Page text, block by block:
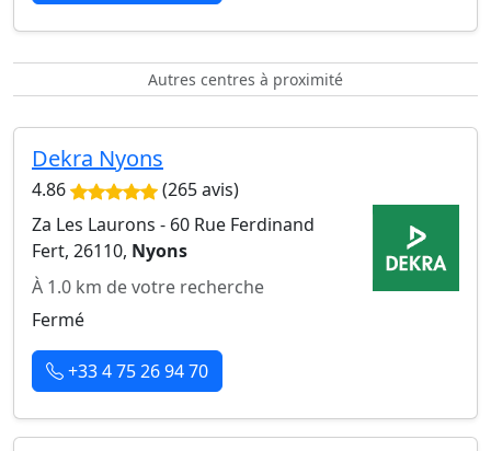
Autres centres à proximité
Dekra Nyons
4.86
(265 avis)
Za Les Laurons - 60 Rue Ferdinand
Fert, 26110, Nyons
À 1.0 km de votre recherche
Fermé
+33 4 75 26 94 70